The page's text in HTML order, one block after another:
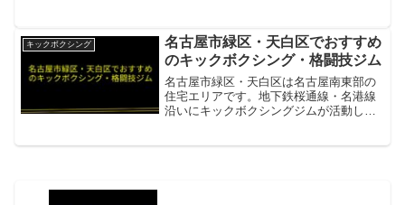
ム。RIZIN・K-1選手のサポート実績あ
り。4歳〜60代ま...
キックボクシング
名古屋市緑区・天白区でおすすめ
のキックボクシング・格闘技ジム
名古屋市緑区・天白区は名古屋南東部の
住宅エリアです。地下鉄桜通線・名港線
沿いにキックボクシングジムが活動して